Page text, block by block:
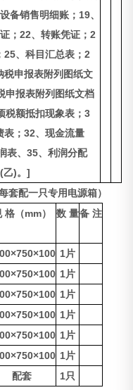
备销售明细账；19、
；22、转账凭证；2
25、科目汇总表；2
税申报表附列图纸文
申报表附列图纸文档
税额抵扣现象表；3
表；32、现金流量
表、35、利润分配
乙)。]
套配一只专用电源箱）
格（mm） 数 量备 注
1片
1片
1片
1片
1片
1片
配套
1只